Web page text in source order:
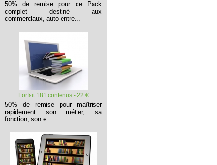
50% de remise pour ce Pack
complet destiné aux
commerciaux, auto-entre...
Forfait 181 contenus - 22 €
50% de remise pour maîtriser
rapidement son métier, sa
fonction, son e...